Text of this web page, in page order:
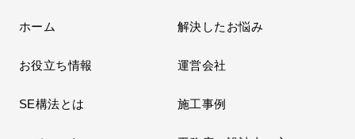
ホーム 解決したお悩み
お役立ち情報 運営会社
SE構法とは 施工事例